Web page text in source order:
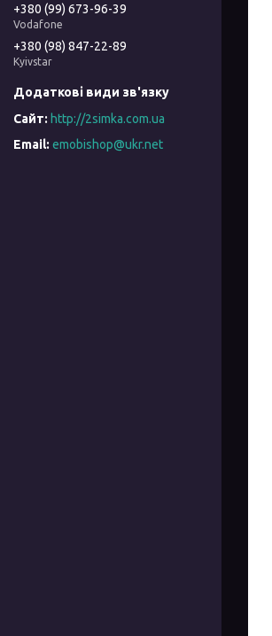
+380 (99) 673-96-39
Vodafone
+380 (98) 847-22-89
Kyivstar
http://2simka.com.ua
emobishop@ukr.net